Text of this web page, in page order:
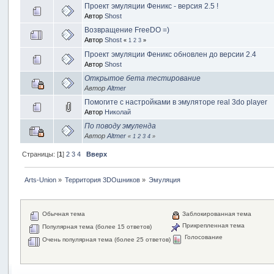
Проект эмуляции Феникс - версия 2.5 !
АвторShost
Возвращение FreeDO =)
АвторShost « 1 2 3 »
Проект эмуляции Феникс обновлен до версии 2.4
АвторShost
Открытое бета тестирование
АвторAltmer
Помогите с настройками в эмуляторе real 3do player
Автор Николай
По поводу эмуленда
АвторAltmer « 1 2 3 4 »
Страницы: [1] 2 3 4 Вверх
Arts-Union» Территория 3DOшников » Эмуляция
Обычная тема
Популярная тема (более 15 ответов)
Очень популярная тема (более 25 ответов)
Заблокированная тема
Прикрепленная тема
Голосование